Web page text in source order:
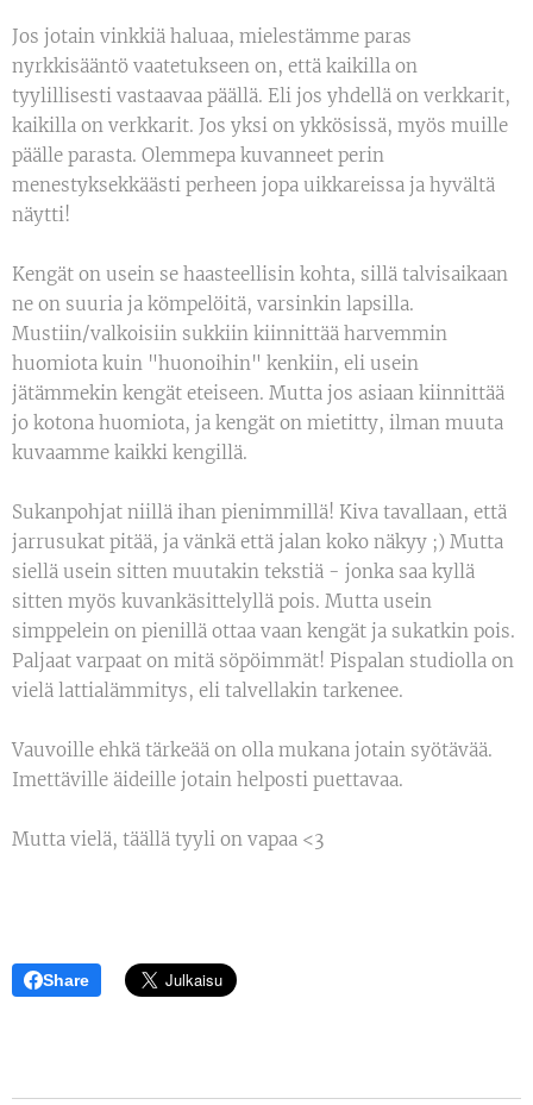
Jos jotain vinkkiä haluaa, mielestämme paras
nyrkkisääntö vaatetukseen on, että kaikilla on
tyylillisesti vastaavaa päällä. Eli jos yhdellä on verkkarit,
kaikilla on verkkarit. Jos yksi on ykkösissä, myös muille
päälle parasta. Olemmepa kuvanneet perin
menestyksekkäästi perheen jopa uikkareissa ja hyvältä
näytti!
Kengät on usein se haasteellisin kohta, sillä talvisaikaan
ne on suuria ja kömpelöitä, varsinkin lapsilla.
Mustiin/valkoisiin sukkiin kiinnittää harvemmin
huomiota kuin "huonoihin" kenkiin, eli usein
jätämmekin kengät eteiseen. Mutta jos asiaan kiinnittää
jo kotona huomiota, ja kengät on mietitty, ilman muuta
kuvaamme kaikki kengillä.
Sukanpohjat niillä ihan pienimmillä! Kiva tavallaan, että
jarrusukat pitää, ja vänkä että jalan koko näkyy ;) Mutta
siellä usein sitten muutakin tekstiä - jonka saa kyllä
sitten myös kuvankäsittelyllä pois. Mutta usein
simppelein on pienillä ottaa vaan kengät ja sukatkin pois.
Paljaat varpaat on mitä söpöimmät! Pispalan studiolla on
vielä lattialämmitys, eli talvellakin tarkenee.
Vauvoille ehkä tärkeää on olla mukana jotain syötävää.
Imettäville äideille jotain helposti puettavaa.
Mutta vielä, täällä tyyli on vapaa <3
Share